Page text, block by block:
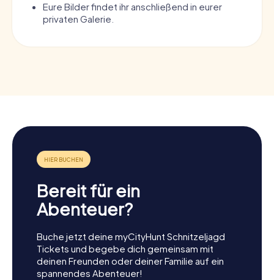
Eure Bilder findet ihr anschließend in eurer
privaten Galerie.
Bereit für ein
Abenteuer?
Buche jetzt deine myCityHunt Schnitzeljagd
Tickets und begebe dich gemeinsam mit
deinen Freunden oder deiner Familie auf ein
spannendes Abenteuer!